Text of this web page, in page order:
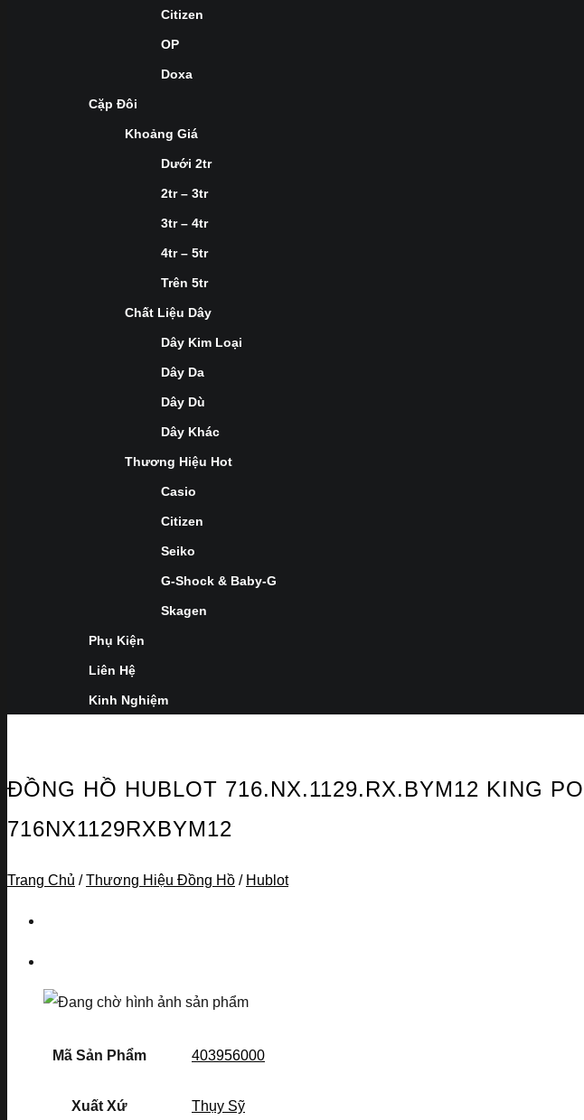
Citizen
OP
Doxa
Cặp Đôi
Khoảng Giá
Dưới 2tr
2tr – 3tr
3tr – 4tr
4tr – 5tr
Trên 5tr
Chất Liệu Dây
Dây Kim Loại
Dây Da
Dây Dù
Dây Khác
Thương Hiệu Hot
Casio
Citizen
Seiko
G-Shock & Baby-G
Skagen
Phụ Kiện
Liên Hệ
Kinh Nghiệm
ĐỒNG HỒ HUBLOT 716.NX.1129.RX.BYM12 KING
716NX1129RXBYM12
Trang Chủ / Thương Hiệu Đồng Hồ / Hublot
Mã Sản Phẩm 403956000
Xuất Xứ Thụy Sỹ